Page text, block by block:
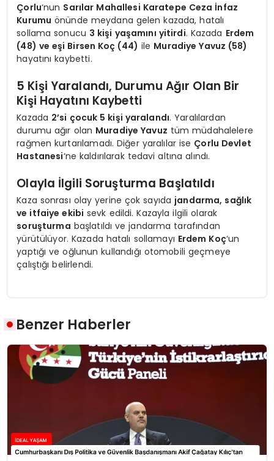
Çorlu‘nun Sarılar Mahallesi Karatepe Ceza İnfaz
Kurumu önünde meydana gelen kazada, hatalı
sollama sonucu 3 kişi yaşamını yitirdi. Kazada Erdem
(48) ve eşi Birsen Koç (44) ile Muradiye Yavuz (58)
hayatını kaybetti.
5 Kişi Yaralandı, Durumu Ağır Olan Bir
Kişi Hayatını Kaybetti
Kazada 2’si çocuk 5 kişi yaralandı. Yaralılardan
durumu ağır olan Muradiye Yavuz tüm müdahalelere
rağmen kurtarılamadı. Diğer yaralılar ise Çorlu Devlet
Hastanesi‘ne kaldırılarak tedavi altına alındı.
Olayla İlgili Soruşturma Başlatıldı
Kaza sonrası olay yerine çok sayıda jandarma, sağlık
ve itfaiye ekibi sevk edildi. Kazayla ilgili olarak
soruşturma başlatıldı ve jandarma tarafından
yürütülüyor. Kazada hatalı sollamayı Erdem Koç‘un
yaptığı ve oğlunun kullandığı otomobili geçmeye
çalıştığı belirlendi.
Benzer Haberler